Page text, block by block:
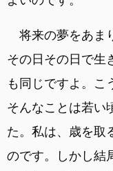
将来の夢をあま
その日その日で生
も同じですよ。こ
そんなことは若い
た。私は、歳を取
のです。しかし結